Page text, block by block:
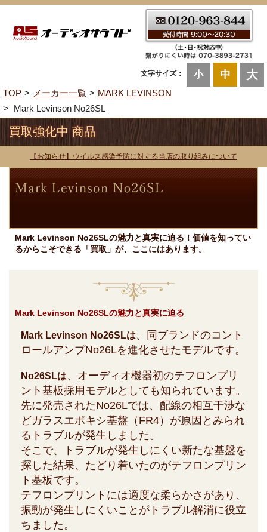
文字サイズ： 小 中 大
TOP メーカー一覧
MARK LEVINSON
Mark Levinson No26SL
買取強化中 商品
【お知らせ】ウイルス感染予防に対する当店の取り組みについて
Mark Levinson No26SLの魅力と真実に迫る！価値を知ってい
るからこそできる「買取」が、ここにはあります。
Mark Levinson No26SLの魅力と真実に迫る
Mark Levinson No26SLは、同ブランドのコント
ロールアンプNo26Lを進化させたモデルです。
No26SLは、オーディオ機器初のテフロンプリ
ント基板採用モデルとしても知られています。
先に発売されたNo26Lでは、配線の相互干渉な
どガラスエポキシ基盤（FR4）が原因とみられ
るトラブルが発生しました。
そこで、トラブルが発生しにくい新たな基盤を
探した結果、たどり着いたのがテフロンプリン
ト基板です。
テフロンプリントには適度な柔らかさがあり、
振動が発生しにくいことがトラブル解消に役立
ちました。